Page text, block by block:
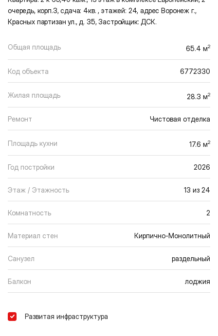
очередь, корп.3, сдача: 4кв. , этажей: 24, адрес Воронеж г.,
Красных партизан ул., д. 35, Застройщик: ДСК.
Общая площадь 65.4 м2
Код объекта 6772330
Жилая площадь 28.3 м2
Ремонт Чистовая отделка
Площадь кухни 17.6 м2
Год постройки 2026
Этаж / Этажность 13 из 24
Комнатность 2
Материал стен Кирпично-Монолитный
Санузел раздельный
Балкон лоджия
Развитая инфраструктура